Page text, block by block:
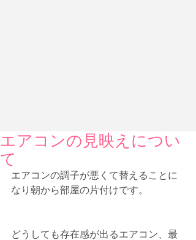
エアコンの見映えについ
て
エアコンの調子が悪くて替えることに
なり朝から部屋の片付けです。
どうしても存在感が出るエアコン、最